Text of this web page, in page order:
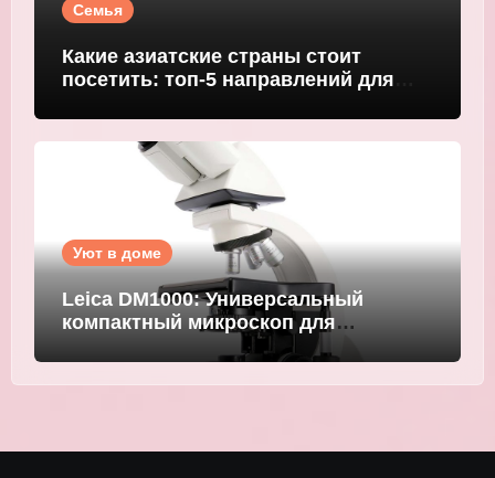
Семья
Какие азиатские страны стоит
посетить: топ-5 направлений для
Уют в доме
Leica DM1000: Универсальный
компактный микроскоп для
современных лабораторий